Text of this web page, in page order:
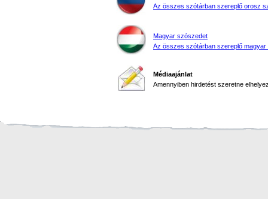
Az összes szótárban szereplő orosz
Magyar szószedet
Az összes szótárban szereplő magyar
Médiaajánlat
Amennyiben hirdetést szeretne